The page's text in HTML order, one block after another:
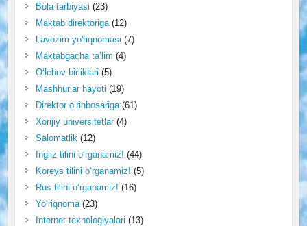
Bola tarbiyasi (23)
Maktab direktoriga(12)
Lavozim yo'riqnomasi (7)
Maktabgacha ta’lim (4)
O‘lchov birliklari (5)
Mashhurlar hayoti (19)
Direktor o‘rinbosariga(61)
Xorijiy universitetlar(4)
Salomatlik (12)
Ingliz tilini o‘rganamiz! (44)
Koreys tilini o‘rganamiz! (5)
Rus tilini o‘rganamiz! (16)
Yo‘riqnoma(23)
Internet texnologiyalari (13)